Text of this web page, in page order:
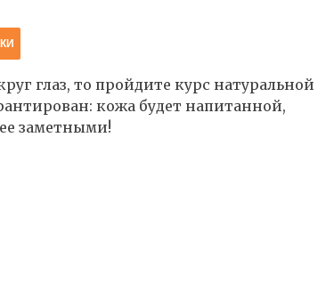
глаз, то пройдите курс натуральной
кожа будет напитанной,
заметными!